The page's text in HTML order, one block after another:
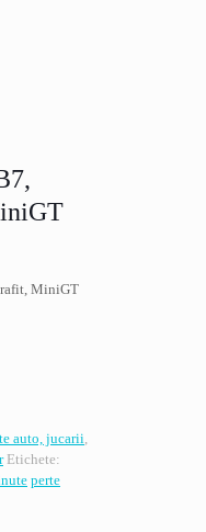
MiniGT
auto, jucarii,
Etichete:
perte